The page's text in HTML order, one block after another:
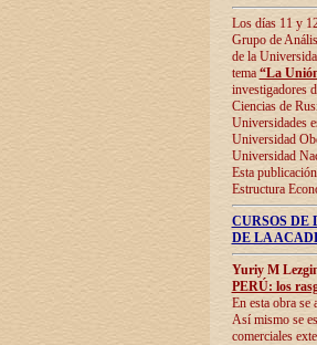
Los días 11 y
Grupo de
de la
tema “La
investigadores
Ciencias de
Universidades
Universidad
Universidad
Esta
Estructura
CURSOS
DE LA
Yuriy M
PERÚ: los
En esta obra se
Así mismo se
comerciales